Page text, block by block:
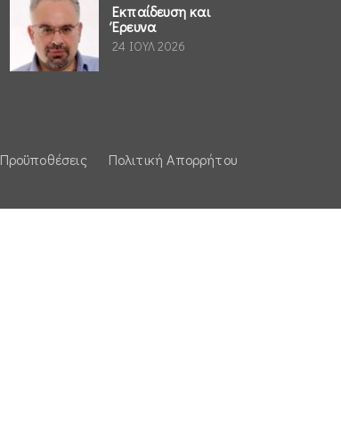
Εκπαίδευση και
Έρευνα
24 ΙΟΥΛ 2026
Πολιτική Απορρήτου